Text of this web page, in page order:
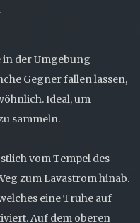
in der Umgebung
Gegner fallen lassen,
Ideal, um
sammeln.
vom Tempel des
zum Lavastrom hinab.
eine Truhe auf
Auf dem oberen